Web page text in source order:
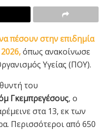
πέσουν στην επιδημία
όπως ανακοίνωσε
Υγείας (ΠΟΥ).
του
Γκεμπρεγέσους, ο
στα 13, εκ των
Περισσότεροι από 650